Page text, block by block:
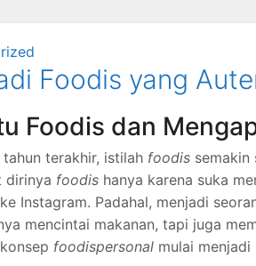
Foodis yang
Foodis dan
tahun terakhir, istilah foodis semakin
dirinya foodis hanya karena suka
Instagram. Padahal, menjadi
mencintai makanan, tapi juga
foodispersonal mulai menjadi